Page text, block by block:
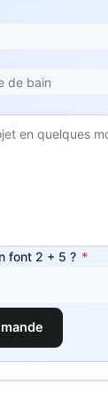
font 2 + 5 ? *